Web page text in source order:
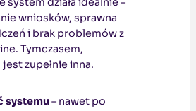
wniosków, sprawna
i brak problemów z
Tymczasem,
zupełnie inna.
systemu– nawet po